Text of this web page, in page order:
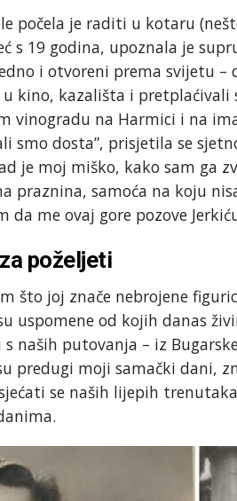
počela je raditi u kotaru
s 19 godina, upoznala je
i otvoreni prema svijetu –
kino, kazališta i pretplaćivali
vinogradu na Harmici i na
smo dosta”, prisjetila se
je moj miško, kako sam ga
praznina, samoća na koju
da me ovaj gore pozove
poželjeti
što joj znače nebrojene
uspomene od kojih danas
naših putovanja – iz
predugi moji samački dani,
se naših lijepih